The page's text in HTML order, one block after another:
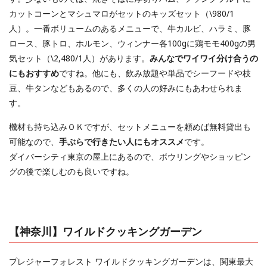
カットコーンとマシュマロがセットのキッズセット（\980/1
人）。一番ボリュームのあるメニューで、牛カルビ、ハラミ、豚
ロース、豚トロ、ホルモン、ウィンナー各100gに鶏モモ400gの男
気セット（\2,480/1人）があります。 みんなでワイワイ分け合うの
にもおすすめですね。他にも、飲み放題や単品でシーフードや枝
豆、牛タンなどもあるので、多くの人の好みにもあわせられま
す。
機材も持ち込みＯＫですが、セットメニューを頼めば無料貸出も
可能なので、 手ぶらで行きたい人にもオススメです。
ダイバーシティ東京の屋上にあるので、ボウリングやショッピン
グの後で楽しむのも良いですね。
【神奈川】ワイルドクッキングガーデン
プレジャーフォレスト ワイルドクッキングガーデンは、関東最大